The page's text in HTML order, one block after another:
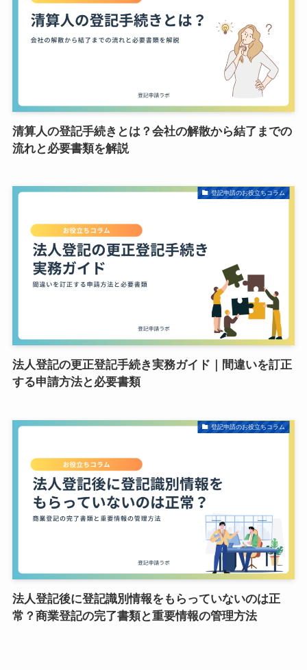
清算人の登記手続きとは？会社の解散から結了までの
流れと必要書類を解説
登記申請のお役立ちコラム
法人登記の更正登記手続き実務ガイド｜間違いを訂正
する申請方法と必要書類
登記申請のお役立ちコラム
法人登記後に登記識別情報をもらっていないのは正
常？商業登記の完了書類と重要情報の管理方法